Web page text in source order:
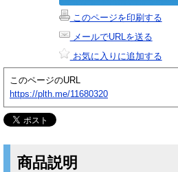
このページを印刷する
メールでURLを送る
お気に入りに追加する
このページのURL
https://plth.me/11680320
商品説明